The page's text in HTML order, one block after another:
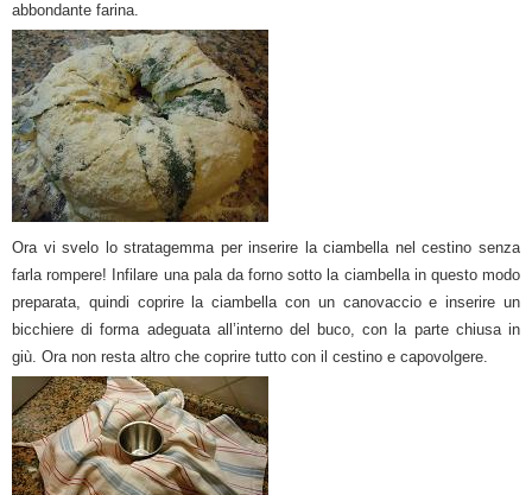
abbondante farina.
Ora vi svelo lo stratagemma per inserire la ciambella nel cestino senza
farla rompere! Infilare una pala da forno sotto la ciambella in questo modo
preparata, quindi coprire la ciambella con un canovaccio e inserire un
bicchiere di forma adeguata all’interno del buco, con la parte chiusa in
giù. Ora non resta altro che coprire tutto con il cestino e capovolgere.